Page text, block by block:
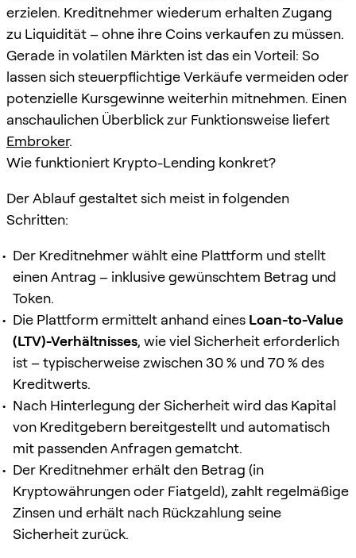
erzielen. Kreditnehmer wiederum erhalten Zugang
zu Liquidität – ohne ihre Coins verkaufen zu müssen.
Gerade in volatilen Märkten ist das ein Vorteil: So
lassen sich steuerpflichtige Verkäufe vermeiden oder
potenzielle Kursgewinne weiterhin mitnehmen. Einen
anschaulichen Überblick zur Funktionsweise liefert
Embroker.
Wie funktioniert Krypto-Lending konkret?
Der Ablauf gestaltet sich meist in folgenden
Schritten:
Der Kreditnehmer wählt eine Plattform und stellt
einen Antrag – inklusive gewünschtem Betrag und
Token.
Die Plattform ermittelt anhand eines Loan-to-Value
(LTV)-Verhältnisses, wie viel Sicherheit erforderlich
ist – typischerweise zwischen 30 % und 70 % des
Kreditwerts.
Nach Hinterlegung der Sicherheit wird das Kapital
von Kreditgebern bereitgestellt und automatisch
mit passenden Anfragen gematcht.
Der Kreditnehmer erhält den Betrag (in
Kryptowährungen oder Fiatgeld), zahlt regelmäßige
Zinsen und erhält nach Rückzahlung seine
Sicherheit zurück.